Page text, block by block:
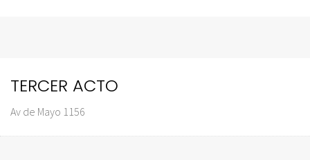
TERCER ACTO
Av de Mayo 1156